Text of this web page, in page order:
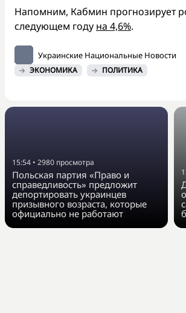
Напомним, Кабмин прогнозирует
следующем году на 4,6%.
Украинские Национальные Новости
ЭКОНОМИКА ПОЛИТИКА
15:54 • 2980 просмотра
Польская партия «Право и
справедливость» предложит
депортировать украинцев
призывного возраста, которые
официально не работают